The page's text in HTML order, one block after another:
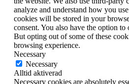
analyze and understand how you
cookies will be stored in your
consent. You also have the option to
But opting out of some of these
browsing experience.
Necessary
Necessary
Alltid aktiverad
Necessary cookies are absolutely